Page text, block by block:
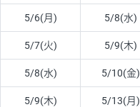
5/6(月) 5/8(水)
5/7(火) 5/9(木)
5/8(水) 5/10(金)
5/9(木) 5/13(月)